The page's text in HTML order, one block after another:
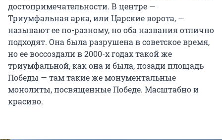
достопримечательности. В центре —
Триумфальная арка, или Царские ворота, —
называют ее по-разному, но оба названия отлично
подходят. Она была разрушена в советское время,
но ее воссоздали в 2000-х годах такой же
триумфальной, как она и была, позади площадь
Победы — там такие же монументальные
монолиты, посвященные Победе. Масштабно и
красиво.